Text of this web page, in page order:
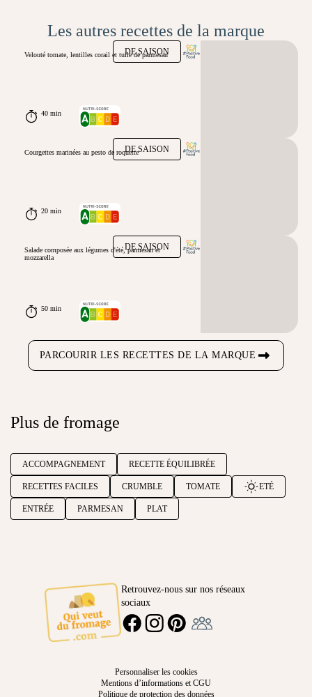
Les autres recettes de la marque
DE SAISON
Velouté tomate, lentilles corail et tuile de parmesan
40 min
DE SAISON
Courgettes marinées au pesto de roquette
20 min
DE SAISON
Salade composée aux légumes d'été, parmesan et
mozzarella
50 min
PARCOURIR LES RECETTES DE LA MARQUE
Plus de fromage
ACCOMPAGNEMENT RECETTE ÉQUILIBRÉE
RECETTES FACILES CRUMBLE TOMATE ETÉ
ENTRÉE PARMESAN PLAT
Retrouvez-nous sur nos réseaux
sociaux
FACEBOOKINSTAGRAMPINTEREST
Personnaliser les cookies
Mentions d’informations et CGU
Politique de protection des données